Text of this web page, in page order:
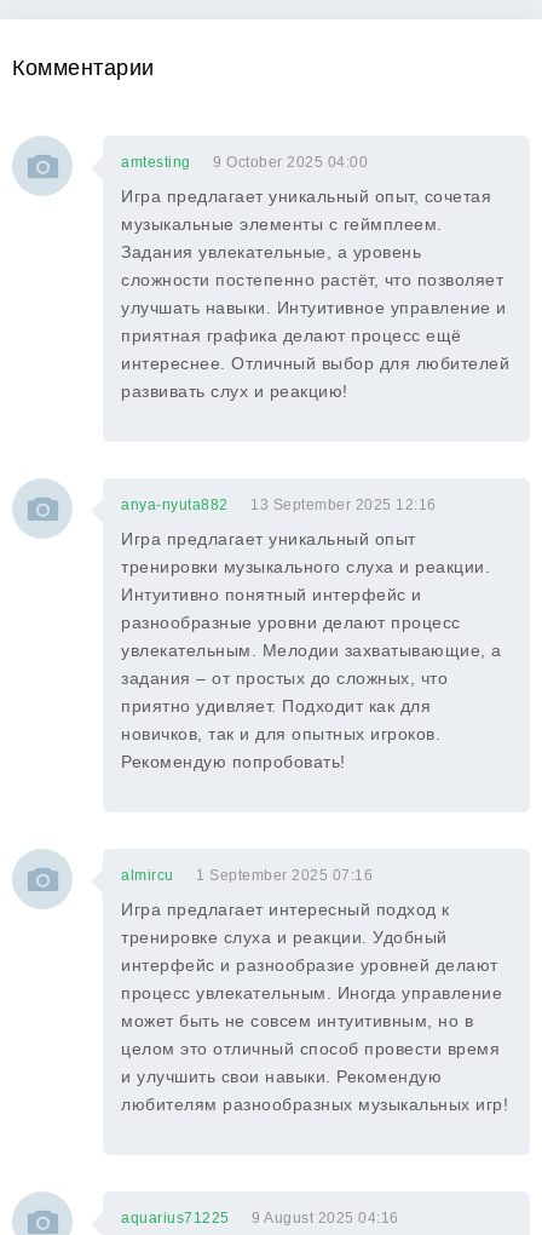
Комментарии
amtesting 9 October 2025 04:00
Игра предлагает уникальный опыт, сочетая
музыкальные элементы с геймплеем.
Задания увлекательные, а уровень
сложности постепенно растёт, что позволяет
улучшать навыки. Интуитивное управление и
приятная графика делают процесс ещё
интереснее. Отличный выбор для любителей
развивать слух и реакцию!
anya-nyuta882 13 September 2025 12:16
Игра предлагает уникальный опыт
тренировки музыкального слуха и реакции.
Интуитивно понятный интерфейс и
разнообразные уровни делают процесс
увлекательным. Мелодии захватывающие, а
задания – от простых до сложных, что
приятно удивляет. Подходит как для
новичков, так и для опытных игроков.
Рекомендую попробовать!
almircu 1 September 2025 07:16
Игра предлагает интересный подход к
тренировке слуха и реакции. Удобный
интерфейс и разнообразие уровней делают
процесс увлекательным. Иногда управление
может быть не совсем интуитивным, но в
целом это отличный способ провести время
и улучшить свои навыки. Рекомендую
любителям разнообразных музыкальных игр!
aquarius71225 9 August 2025 04:16